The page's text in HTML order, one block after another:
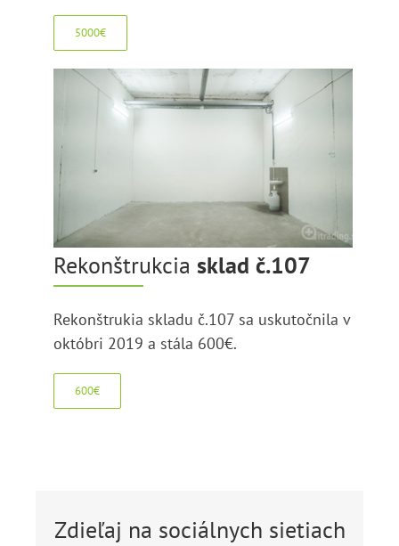
5000€
Rekonštrukcia sklad č.107
Rekonštrukia skladu č.107 sa uskutočnila v
októbri 2019 a stála 600€.
600€
Zdieľaj na sociálnych sietiach